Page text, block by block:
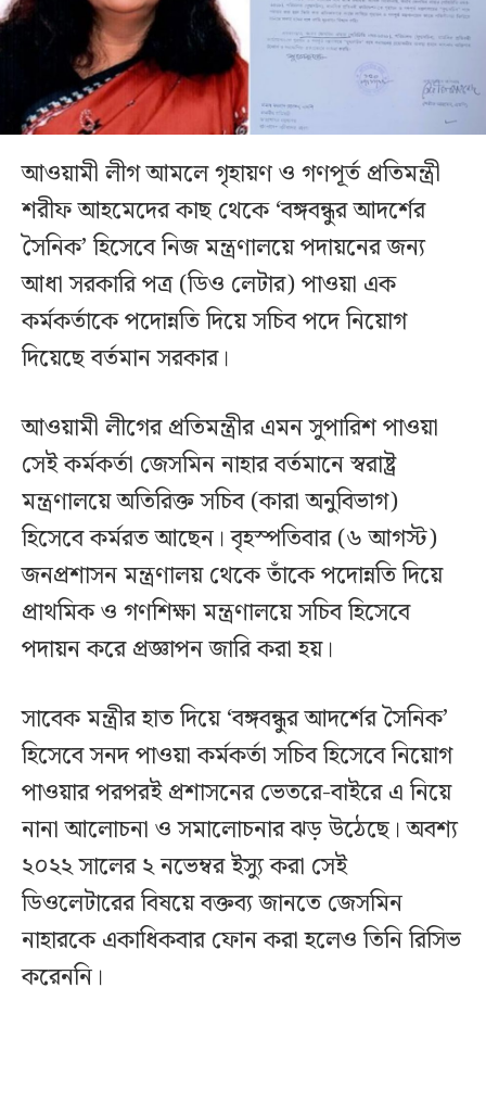
আওয়ামী লীগ আমলে গৃহায়ণ ও গণপূর্ত প্রতিমন্ত্রী
শরীফ আহমেদের কাছ থেকে ‘বঙ্গবন্ধুর আদর্শের
সৈনিক’ হিসেবে নিজ মন্ত্রণালয়ে পদায়নের জন্য
আধা সরকারি পত্র (ডিও লেটার) পাওয়া এক
কর্মকর্তাকে পদোন্নতি দিয়ে সচিব পদে নিয়োগ
দিয়েছে বর্তমান সরকার।
আওয়ামী লীগের প্রতিমন্ত্রীর এমন সুপারিশ পাওয়া
সেই কর্মকর্তা জেসমিন নাহার বর্তমানে স্বরাষ্ট্র
মন্ত্রণালয়ে অতিরিক্ত সচিব (কারা অনুবিভাগ)
হিসেবে কর্মরত আছেন। বৃহস্পতিবার (৬ আগস্ট)
জনপ্রশাসন মন্ত্রণালয় থেকে তাঁকে পদোন্নতি দিয়ে
প্রাথমিক ও গণশিক্ষা মন্ত্রণালয়ে সচিব হিসেবে
পদায়ন করে প্রজ্ঞাপন জারি করা হয়।
সাবেক মন্ত্রীর হাত দিয়ে ‘বঙ্গবন্ধুর আদর্শের সৈনিক’
হিসেবে সনদ পাওয়া কর্মকর্তা সচিব হিসেবে নিয়োগ
পাওয়ার পরপরই প্রশাসনের ভেতরে-বাইরে এ নিয়ে
নানা আলোচনা ও সমালোচনার ঝড় উঠেছে। অবশ্য
২০২২ সালের ২ নভেম্বর ইস্যু করা সেই
ডিওলেটারের বিষয়ে বক্তব্য জানতে জেসমিন
নাহারকে একাধিকবার ফোন করা হলেও তিনি রিসিভ
করেননি।